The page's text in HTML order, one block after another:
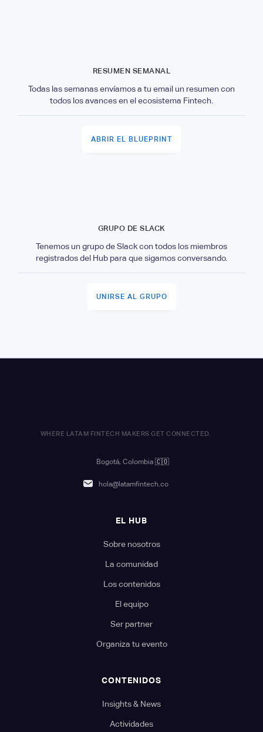
RESUMEN SEMANAL
Todas las semanas envíamos a tu email un resumen con
todos los avances en el ecosistema Fintech.
ABRIR EL BLUEPRINT
GRUPO DE SLACK
Tenemos un grupo de Slack con todos los miembros
registrados del Hub para que sigamos conversando.
UNIRSE AL GRUPO
WHERE LATAM FINTECH MAKERS GET CONNECTED.
Bogotá, Colombia 🇨🇴
hola@latamfintech.co
EL HUB
Sobre nosotros
La comunidad
Los contenidos
El equipo
Ser partner
Organiza tu evento
CONTENIDOS
Insights & News
Actividades